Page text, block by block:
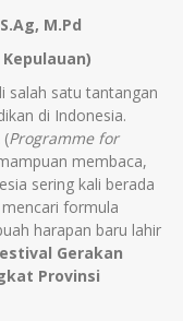
M.Pd
salah satu tantangan
di Indonesia.
(Programme for
membaca,
sering kali berada
formula
harapan baru lahir
Gerakan
Provinsi